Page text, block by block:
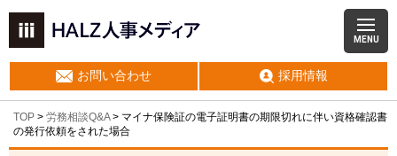
MENU
お問い合わせ 採用情報
TOP > 労務相談Q&A> マイナ保険証の電子証明書の期限切れに伴い資格確認書
の発行依頼をされた場合